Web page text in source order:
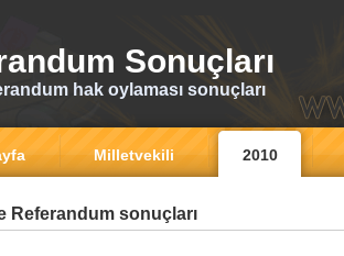
Sonuçları
hak oylaması sonuçları
Milletvekili 2010
Referandum sonuçları